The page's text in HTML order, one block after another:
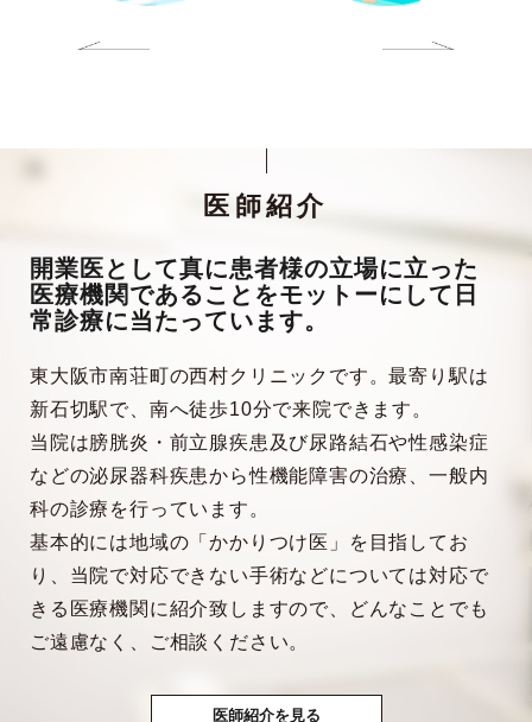
医師紹介
開業医として真に患者様の立場に立った
医療機関であることをモットーにして日
常診療に当たっています。
東大阪市南荘町の西村クリニックです。最寄り駅は
新石切駅で、南へ徒歩10分で来院できます。
当院は膀胱炎・前立腺疾患及び尿路結石や性感染症
などの泌尿器科疾患から性機能障害の治療、一般内
科の診療を行っています。
基本的には地域の「かかりつけ医」を目指してお
り、当院で対応できない手術などについては対応で
きる医療機関に紹介致しますので、どんなことでも
ご遠慮なく、ご相談ください。
医師紹介を見る